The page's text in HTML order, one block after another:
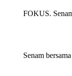
FOKUS.
Senam